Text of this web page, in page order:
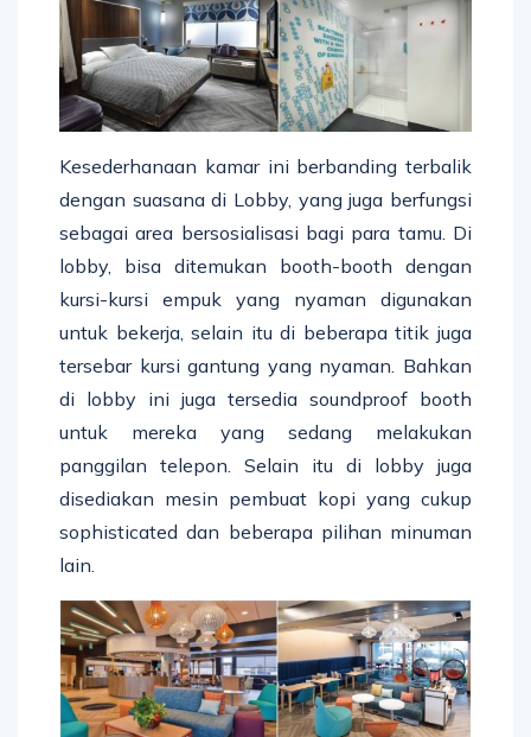
Kesederhanaan kamar ini berbanding terbalik
dengan suasana di Lobby, yang juga berfungsi
sebagai area bersosialisasi bagi para tamu. Di
lobby, bisa ditemukan booth-booth dengan
kursi-kursi empuk yang nyaman digunakan
untuk bekerja, selain itu di beberapa titik juga
tersebar kursi gantung yang nyaman. Bahkan
di lobby ini juga tersedia soundproof booth
untuk mereka yang sedang melakukan
panggilan telepon. Selain itu di lobby juga
disediakan mesin pembuat kopi yang cukup
sophisticated dan beberapa pilihan minuman
lain.